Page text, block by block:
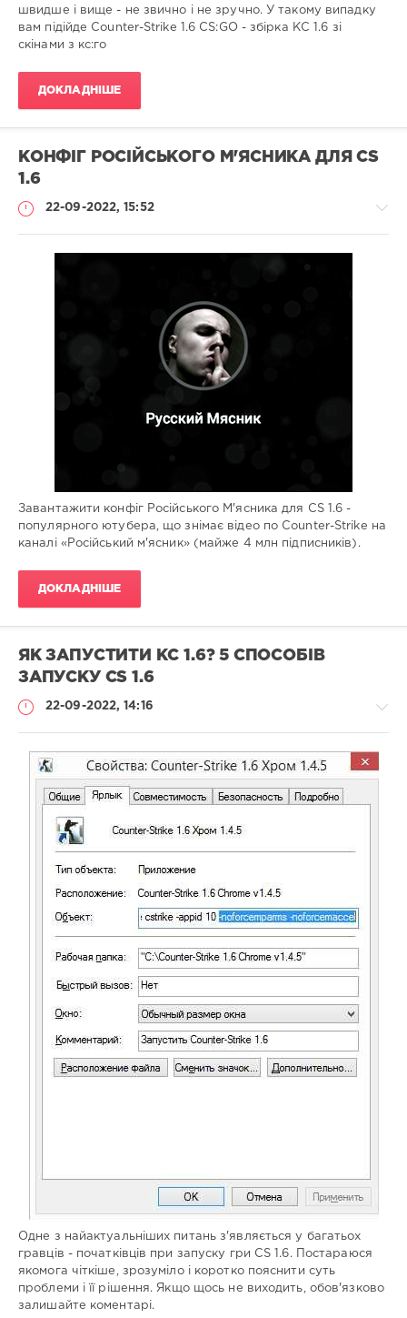
швидше і вище - не звично і не зручно. У такому випадку
вам підійде Counter-Strike 1.6 CS:GO - збірка КС 1.6 зі
скінами з кс:го
ДОКЛАДНІШЕ
КОНФІГ РОСІЙСЬКОГО М'ЯСНИКА ДЛЯ CS
1.6
22-09-2022, 15:52
Завантажити конфіг Російського М'ясника для CS 1.6 -
популярного ютубера, що знімає відео по Counter-Strike на
каналі «Російський м'ясник» (майже 4 млн підписників).
ДОКЛАДНІШЕ
ЯК ЗАПУСТИТИ КС 1.6? 5 СПОСОБІВ
ЗАПУСКУ CS 1.6
22-09-2022, 14:16
Статті
Administrator
957
Одне з найактуальніших питань з'являється у багатьох
гравців - початківців при запуску гри CS 1.6. Постараюся
якомога чіткіше, зрозуміло і коротко пояснити суть
проблеми і її рішення. Якщо щось не виходить, обов'язково
залишайте коментарі.